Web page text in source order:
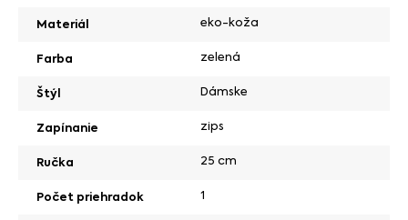
Materiál eko-koža
Farba zelená
Štýl Dámske
Zapínanie zips
Ručka 25 cm
Počet priehradok 1